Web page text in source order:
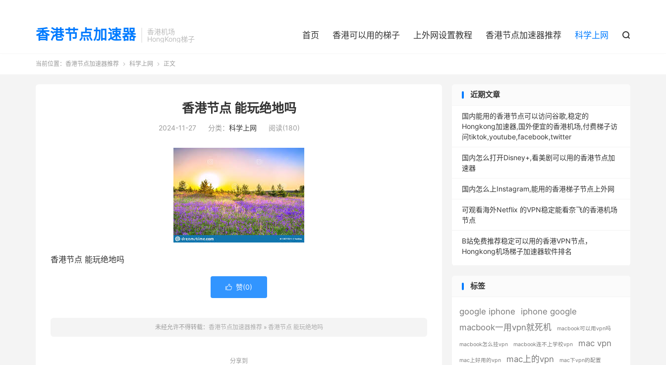
香港节点加速器
香港机场
HongKong梯子
首页 香港可以用的梯子 上外网设置教程 香港节点加速器推荐 科学上网 
当前位置： 香港节点加速器推荐  科学上网  正文
香港节点 能玩绝地吗
2024-11-27 分类： 科学上网 阅读(180)
香港节点 能玩绝地吗
 赞(0)
未经允许不得转载： 香港节点加速器推荐 » 香港节点 能玩绝地吗
分享到
近期文章
国内能用的香港节点可以访问谷歌,稳定的
Hongkong加速器,国外便宜的香港机场,付费梯子访
问tiktok,youtube,facebook,twitter
国内怎么打开Disney+,看美剧可以用的香港节点加
速器
国内怎么上Instagram,能用的香港梯子节点上外网
可观看海外Netflix 的VPN稳定能看奈飞的香港机场
节点
B站免费推荐稳定可以用的香港VPN节点，
Hongkong机场梯子加速器软件排名
标签
google iphone
iphone google
macbook一用vpn就死机
macbook可以用vpn吗
macbook怎么挂vpn macbook连不上学校vpn mac vpn
mac上好用的vpn mac上的vpn
mac下vpn的配置